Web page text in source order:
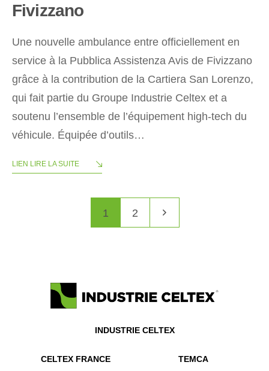
Fivizzano
Une nouvelle ambulance entre officiellement en
service à la Pubblica Assistenza Avis de Fivizzano
grâce à la contribution de la Cartiera San Lorenzo,
qui fait partie du Groupe Industrie Celtex et a
soutenu l’ensemble de l’équipement high-tech du
véhicule. Équipée d’outils…
LIEN LIRE LA SUITE
1 2
INDUSTRIE CELTEX
CELTEX FRANCE TEMCA